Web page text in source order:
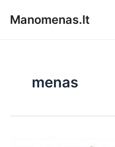
prieManomenas.lt
menas